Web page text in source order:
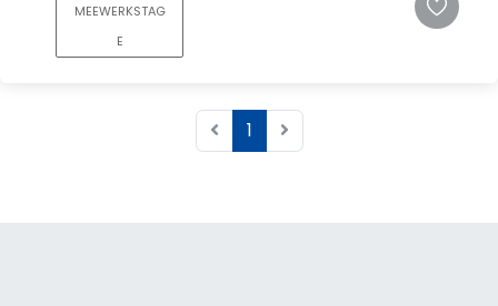
MEEWERKSTAG
E
1